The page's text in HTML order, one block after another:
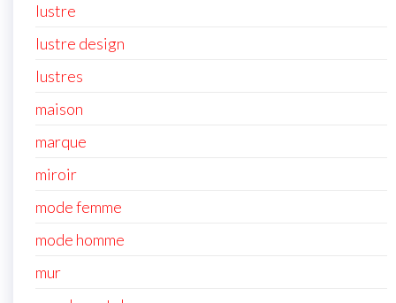
lustre
lustre design
lustres
maison
marque
miroir
mode femme
mode homme
mur